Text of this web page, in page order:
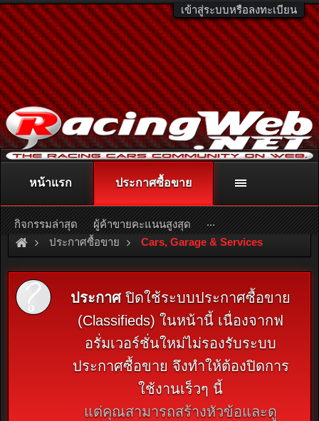
เข้าสู่ระบบหรือลงทะเบียน
ติดต่อลงโฆษณา racingweb@gmail.com
หรือโทร. 081-811-1138
หรืออ่านรายละเอียดเพิ่มเติม คลิกที่นี่
ประกาศซื้อขาย Cars, Garage & Services
ประกาศปิดใช้ระบบประกาศซื้อขาย
(Classifieds) ในหน้านี้ เนื่องจากฟ
อรั่มเวอร์ชั่นใหม่ไม่รองรับระบบ
ประกาศซื้อขาย จึงทำให้ต้องปิดการ
ใช้งานเร็วๆ นี้
แต่คุณสามารถสร้างหัวข้อและดู
หน้าแรก ประกาศซื้อขาย
กิจกรรมล่าสุด ผู้ค้าขายคะแนนสูงสุด ...